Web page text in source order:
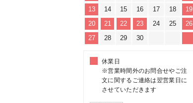
13
14 15 16 17 18
19
20
21 22 23 24 25
26
27
28 29 30
休業日
※営業時間外のお問合せやご注
文に関するご連絡は翌営業日に
させていただきます